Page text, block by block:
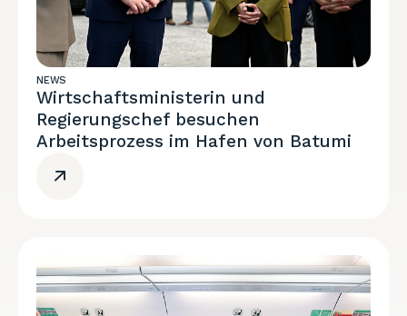
NEWS
Wirtschaftsministerin und
Regierungschef besuchen
Arbeitsprozess im Hafen von Batumi